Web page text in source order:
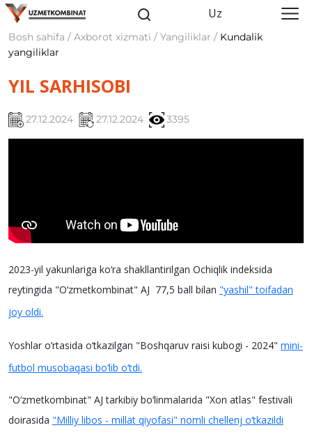
Uz
Bosh sahifa / Axborot xizmati / Yangiliklar / Kundalik
yangiliklar
YIL SARHISOBI
27.12.2024 27.12.2024 3395
2023-yil yakunlariga ko‘ra shakllantirilgan Ochiqlik indeksida
reytingida "O‘zmetkombinat" AJ 77,5 ball bilan "yashil" toifadan
joy oldi.
Yoshlar o‘rtasida o‘tkazilgan "Boshqaruv raisi kubogi - 2024" mini-
futbol musobaqasi bo‘lib o‘tdi.
"O‘zmetkombinat" AJ tarkibiy bo‘linmalarida "Xon atlas" festivali
doirasida "Milliy libos - millat qiyofasi" nomli chellenj o‘tkazildi